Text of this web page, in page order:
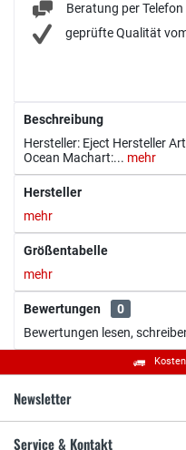
Beratung per Telefon
geprüfte Qualität
Beschreibung
Hersteller: Eject Hersteller
Ocean Machart:... mehr
Hersteller
mehr
Größentabelle
mehr
Bewertungen
0
Bewertungen lesen,
Newsletter
Service & Kontakt